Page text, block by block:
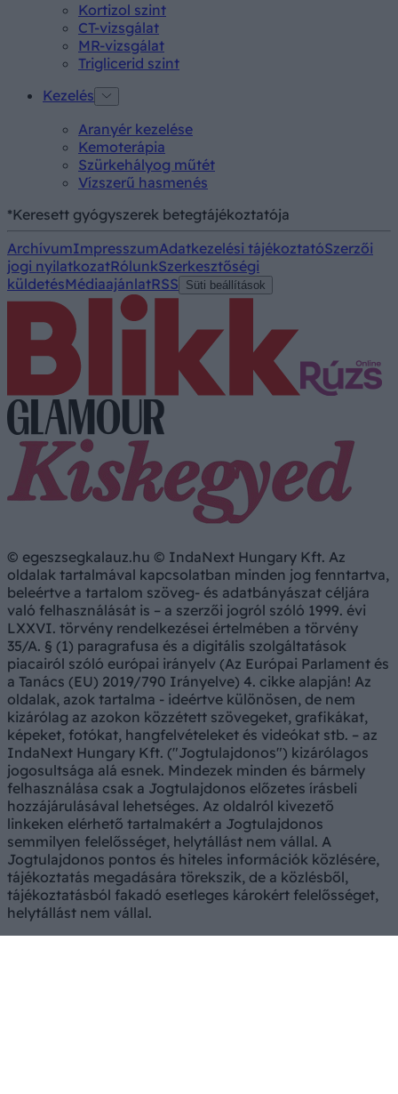
Kortizol szint
CT-vizsgálat
MR-vizsgálat
Triglicerid szint
Kezelés
Aranyér kezelése
Kemoterápia
Szürkehályog műtét
Vízszerű hasmenés
*Keresett gyógyszerek betegtájékoztatója
ArchívumImpresszumAdatkezelési tájékoztatóSzerzői
jogi nyilatkozatRólunkSzerkesztőségi
küldetésMédiaajánlatRSS Süti beállítások
© egeszsegkalauz.hu © IndaNext Hungary Kft. Az
oldalak tartalmával kapcsolatban minden jog fenntartva,
beleértve a tartalom szöveg- és adatbányászat céljára
való felhasználását is – a szerzői jogról szóló 1999. évi
LXXVI. törvény rendelkezései értelmében a törvény
35/A. § (1) paragrafusa és a digitális szolgáltatások
piacairól szóló európai irányelv (Az Európai Parlament és
a Tanács (EU) 2019/790 Irányelve) 4. cikke alapján! Az
oldalak, azok tartalma - ideértve különösen, de nem
kizárólag az azokon közzétett szövegeket, grafikákat,
képeket, fotókat, hangfelvételeket és videókat stb. – az
IndaNext Hungary Kft. ("Jogtulajdonos") kizárólagos
jogosultsága alá esnek. Mindezek minden és bármely
felhasználása csak a Jogtulajdonos előzetes írásbeli
hozzájárulásával lehetséges. Az oldalról kivezető
linkeken elérhető tartalmakért a Jogtulajdonos
semmilyen felelősséget, helytállást nem vállal. A
Jogtulajdonos pontos és hiteles információk közlésére,
tájékoztatás megadására törekszik, de a közlésből,
tájékoztatásból fakadó esetleges károkért felelősséget,
helytállást nem vállal.